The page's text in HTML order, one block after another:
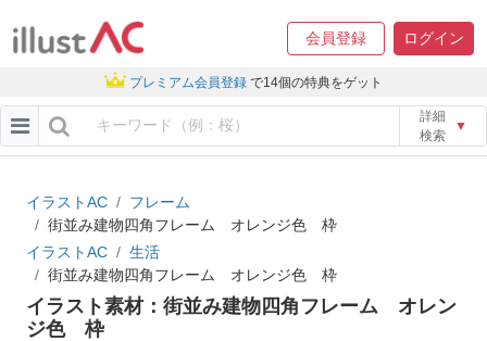
会員登録 ログイン
プレミアム会員登録 で14個の特典をゲット
詳細
検索
▼
イラストAC
フレーム
街並み建物四角フレーム オレンジ色 枠
イラストAC
生活
街並み建物四角フレーム オレンジ色 枠
イラスト素材：街並み建物四角フレーム オレン
ジ色 枠